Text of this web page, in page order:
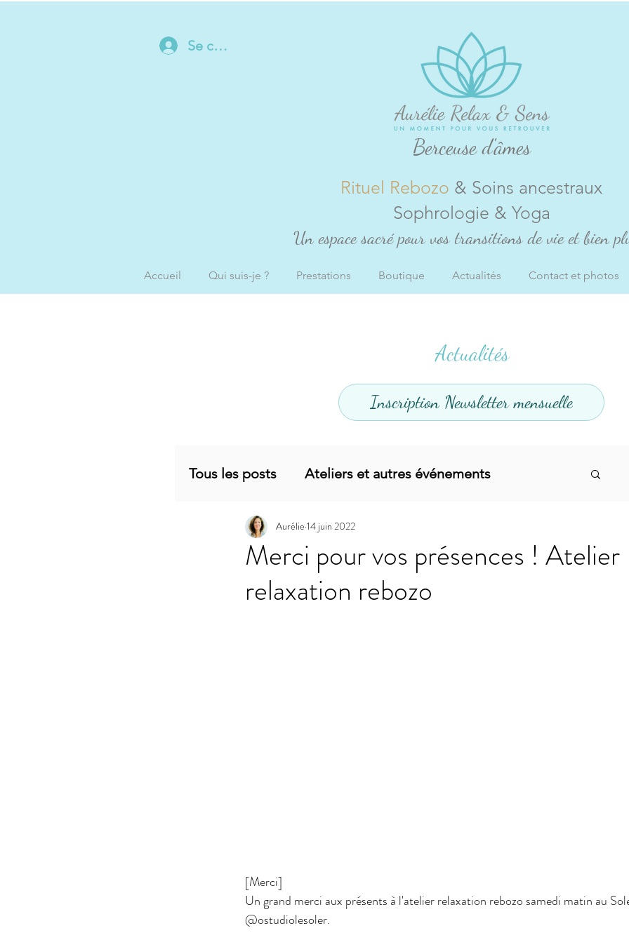
Actualités
Inscription Newsletter mensuelle
Tous les posts Ateliers et autres événements
Planning mensuel Offres promotionnelles
Articles sujets divers Articles infos
Merci pour vos présences ! Atelier
relaxation rebozo
Aurélie 14 juin 2022
[Merci]
Un grand merci aux présents à l'atelier relaxation rebozo samedi matin au
@ostudiolesoler.
Se connecter
Berceuse d'âmes
Rituel Rebozo & Soins ancestraux
Sophrologie & Yoga
Un espace sacré pour vos transitions de vie et bien
Accueil Qui suis-je ? Prestations Boutique Actualités Contact et photos